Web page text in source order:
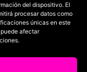
del dispositivo. El
procesar datos como
únicas en este
afectar